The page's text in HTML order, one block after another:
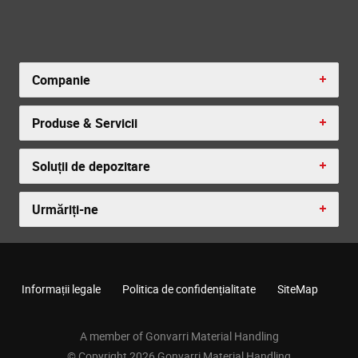
Companie
Produse & Servicii
Soluții de depozitare
Urmăriți-ne
Informații legale Politica de confidențialitate SiteMap
A member of Gonvarri Material Handling